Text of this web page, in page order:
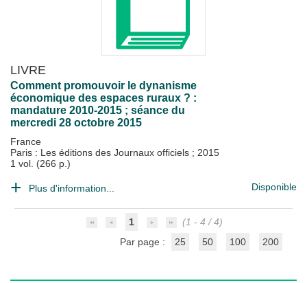
LIVRE
Comment promouvoir le dynanisme
économique des espaces ruraux ? :
mandature 2010-2015 ; séance du
mercredi 28 octobre 2015
France
Paris : Les éditions des Journaux officiels ; 2015
1 vol. (266 p.)
Plus d'information... Disponible
1
(1 - 4 / 4)
Par page :
25 50 100 200